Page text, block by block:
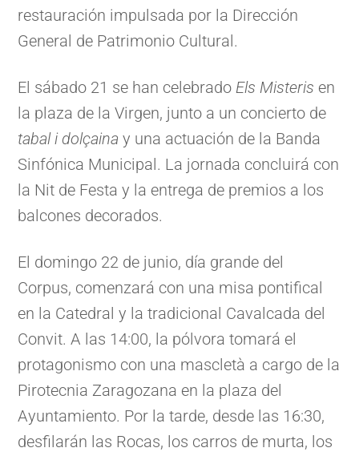
restauración impulsada por la Dirección
General de Patrimonio Cultural.
El sábado 21 se han celebradoEls Misteris en
la plaza de la Virgen, junto a un concierto de
tabal i dolçaina y una actuación de la Banda
Sinfónica Municipal. La jornada concluirá con
la Nit de Festa y la entrega de premios a los
balcones decorados.
El domingo 22 de junio, día grande del
Corpus, comenzará con una misa pontifical
en la Catedral y la tradicional Cavalcada del
Convit. A las 14:00, la pólvora tomará el
protagonismo con una mascletà a cargo de la
Pirotecnia Zaragozana en la plaza del
Ayuntamiento. Por la tarde, desde las 16:30,
desfilarán las Rocas, los carros de murta, los